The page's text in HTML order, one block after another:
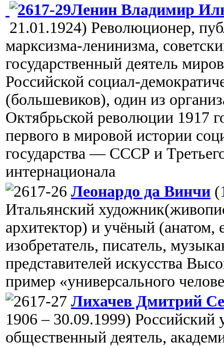
Ленин Владимир
21.01.1924) Революционер,
марксизма-ленинизма,
государственный деятель
Российской социал-
(большевиков), один из
Октябрьской революции 1917
первого в мировой истории
государства — СССР и
интернационала
Леонардо да Винчи
Итальянский
архитектор) и учёный (анатом,
изобретатель, писатель,
представителей искусства
пример «универсального
Лихачев Дмитрий
1906 – 30.09.1999) Российский
общественный деятель,